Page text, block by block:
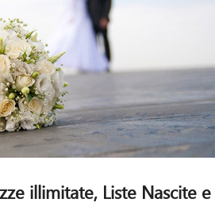
illimitate, Liste Nascite e